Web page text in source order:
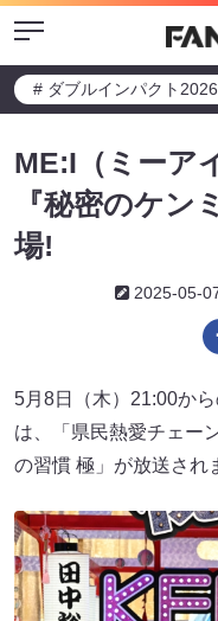
Menu
# ダブルインパクト2026
ME:I（ミーア
『秘密のケン
場!
2025-05-
5月8日（木）21:00か
は、「県民熱愛チェー
の習慣 極」が放送され